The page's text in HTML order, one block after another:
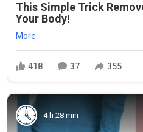
This Simple Trick
Your Body!
More
418 37 355
4 h 28 min